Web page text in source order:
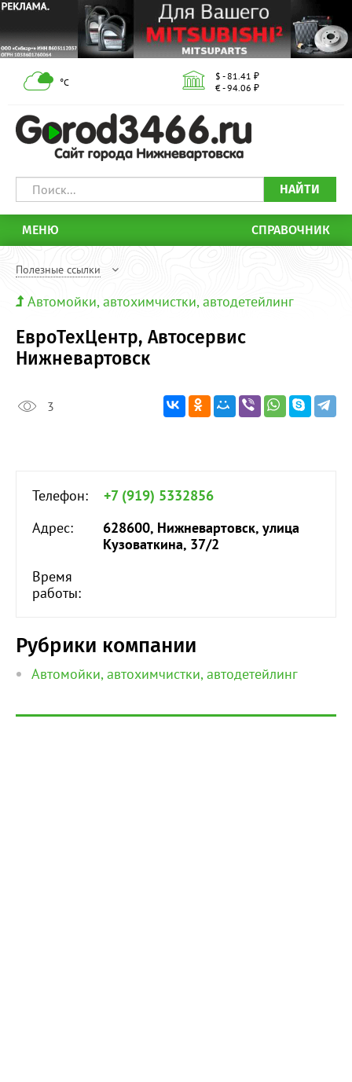
°С
$ - 81.41 ₽
€ - 94.06 ₽
НАЙТИ
МЕНЮ СПРАВОЧНИК
Полезные ссылки
Автомойки, автохимчистки, автодетейлинг
ЕвроТехЦентр, Автосервис
Нижневартовск
3
Телефон:
+7 (919) 5332856
Адрес:
628600, Нижневартовск, улица
Кузоваткина, 37/2
Время
работы:
Рубрики компании
Автомойки, автохимчистки, автодетейлинг